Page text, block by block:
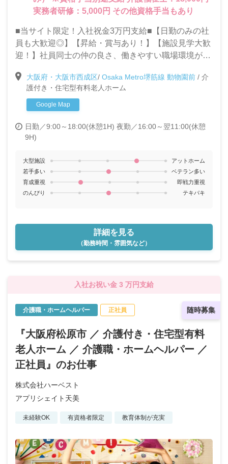
実務者研修：5,000円 その他資格手当もあり
■当サイト限定！入社祝金3万円支給■【日勤のみの社
員も大歓迎◎】【昇給・賞与あり！】【施設見学大歓
迎！】社員同士の仲の良さ、働きやすい職場環境が自
度で未経験・ブランクがある方も安心して働けます！
大阪府・大阪市西成区/ Osaka Metro堺筋線 動物園前 / 介
護付き・住宅型有料老人ホーム
Google Map
日勤／9:00～18:00(休憩1H) 夜勤／16:00～翌11:00(休憩
9H)
大型施設
アットホーム
若手多い
ベテラン多い
育成重視
即戦力重視
のんびり
テキパキ
詳細を見る
（勤務時間・雰囲気など）
入社お祝い金 3 万円支給
随時募集
介護職・ホームヘルパー 正社員
『大阪府松原市 ／ 介護付き・住宅型有料
老人ホーム ／ 介護職・ホームヘルパー ／
正社員』のお仕事
株式会社ハーベスト
アプリシェイト天美
未経験OK 有資格者限定 教育体制が充実